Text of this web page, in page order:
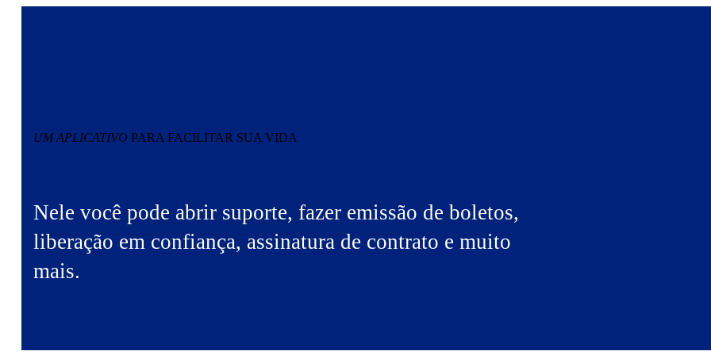
UM APLICATIVO PARA FACILITAR SUA VIDA
Nele você pode abrir suporte, fazer emissão de boletos,
liberação em confiança, assinatura de contrato e muito
mais.